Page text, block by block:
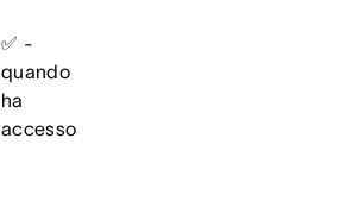
✅ -
quando
ha
accesso